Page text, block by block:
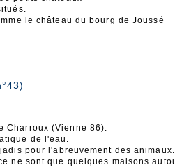
le château du bourg de Joussé
Charroux (Vienne 86).
de l'eau.
pour l'abreuvement des animaux.
ne sont que quelques maisons